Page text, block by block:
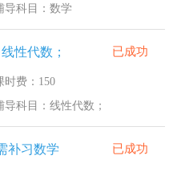
导科目：数学
性代数； 已成功
时费：150
导科目：线性代数；
补习数学 已成功